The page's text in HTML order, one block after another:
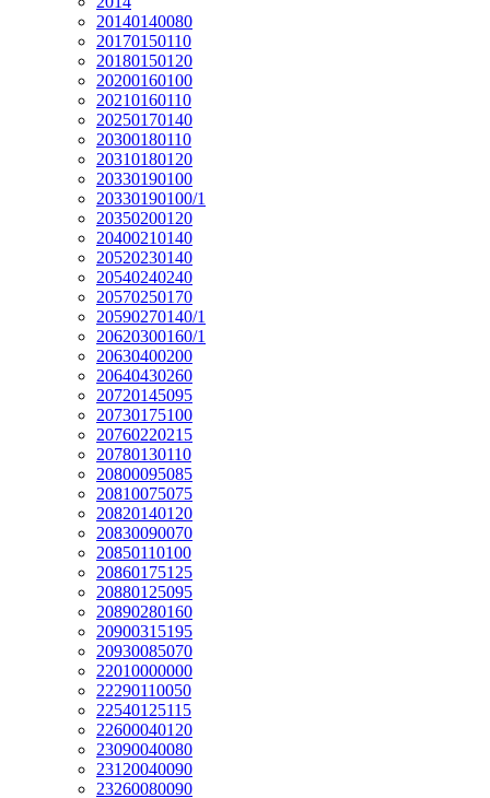
20140140080
20170150110
20180150120
20200160100
20210160110
20250170140
20300180110
20310180120
20330190100
20330190100/1
20350200120
20400210140
20520230140
20540240240
20570250170
20590270140/1
20620300160/1
20630400200
20640430260
20720145095
20730175100
20760220215
20780130110
20800095085
20810075075
20820140120
20830090070
20850110100
20860175125
20880125095
20890280160
20900315195
20930085070
22010000000
22290110050
22540125115
22600040120
23090040080
23120040090
23260080090